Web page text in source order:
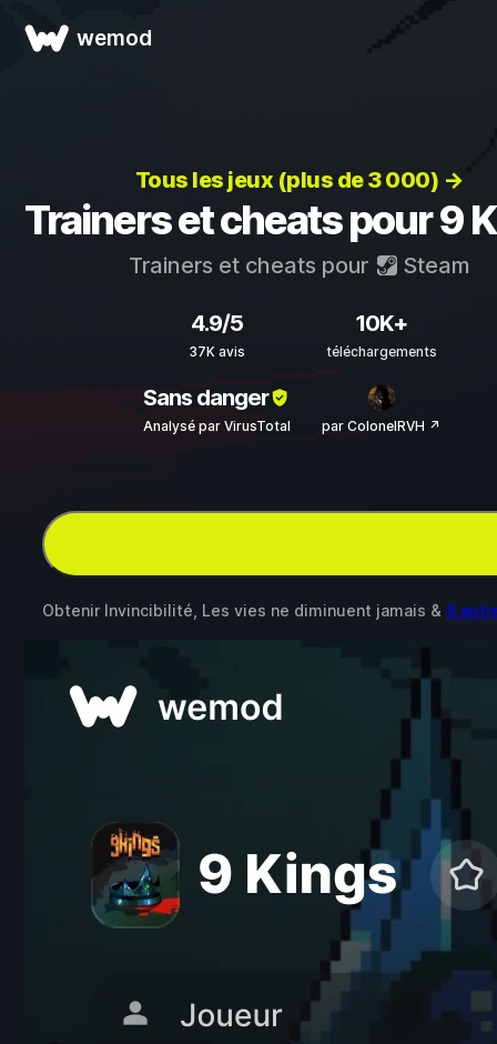
wemod
Tous les jeux (plus de 3 000) →
Trainers et cheats pour 9
Trainers et cheats pour Steam
4.9/5
37K avis
10K+
téléchargements
Sans danger
Analysé par VirusTotal par ColonelRVH ↗
Obtenir Invincibilité, Les vies ne diminuent jamais & 9